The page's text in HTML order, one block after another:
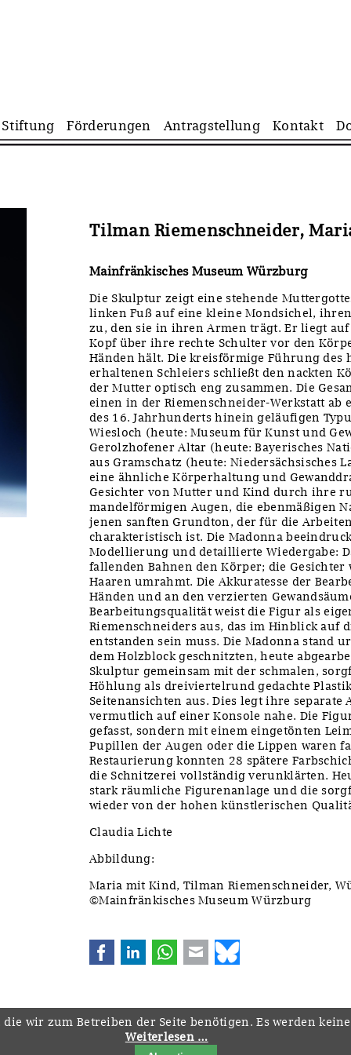
Stiftung Förderungen Antragstellung Kontakt
Tilman Riemenschneider,
Mainfränkisches Museum Würzburg
Die Skulptur zeigt eine stehende
linken Fuß auf eine kleine Mondsichel,
zu, den sie in ihren Armen trägt. Er liegt
Kopf über ihre rechte Schulter vor den
Händen hält. Die kreisförmige Führung
erhaltenen Schleiers schließt den nackten
der Mutter optisch eng zusammen. Die
einen in der Riemenschneider-Werkstatt ab
des 16. Jahrhunderts hinein geläufigen
Wiesloch (heute: Museum für Kunst und
Gerolzhofener Altar (heute: Bayerisches
aus Gramschatz (heute: Niedersächsisches
eine ähnliche Körperhaltung und
Gesichter von Mutter und Kind durch ihre
mandelförmigen Augen, die ebenmäßigen
jenen sanften Grundton, der für die
charakteristisch ist. Die Madonna
Modellierung und detaillierte Wiedergabe:
fallenden Bahnen den Körper; die
Haaren umrahmt. Die Akkuratesse der
Händen und an den verzierten
Bearbeitungsqualität weist die Figur als
Riemenschneiders aus, das im Hinblick auf
entstanden sein muss. Die Madonna stand
dem Holzblock geschnitzten, heute
Skulptur gemeinsam mit der schmalen,
Höhlung als dreiviertelrund gedachte
Seitenansichten aus. Dies legt ihre
vermutlich auf einer Konsole nahe. Die
gefasst, sondern mit einem eingetönten
Pupillen der Augen oder die Lippen waren
Restaurierung konnten 28 spätere
die Schnitzerei vollständig verunklärten.
stark räumliche Figurenanlage und die
wieder von der hohen künstlerischen
Claudia Lichte
Abbildung:
Maria mit Kind, Tilman Riemenschneider,
©Mainfränkisches Museum Würzburg
FacebookLinkedInWhatsApp
E-mail
Navigation
Downloads Kontakt Impressum
wir zum Betreiben der Seite benötigen. Es werden
Weiterlesen …